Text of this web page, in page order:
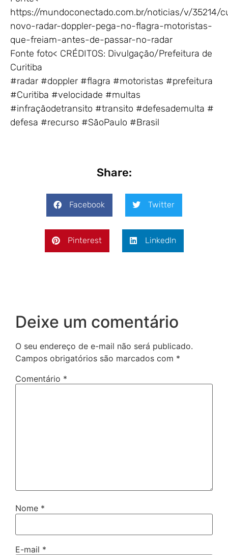
https://mundoconectado.com.br/noticias/v/35214/
novo-radar-doppler-pega-no-flagra-motoristas-
que-freiam-antes-de-passar-no-radar
Fonte foto< CRÉDITOS: Divulgação/Prefeitura de
Curitiba
#radar #doppler #flagra #motoristas #prefeitura
#Curitiba #velocidade #multas
#infraçãodetransito #transito #defesademulta #
defesa #recurso #SãoPaulo #Brasil
Share:
Facebook Twitter
Pinterest LinkedIn
Deixe um comentário
O seu endereço de e-mail não será publicado.
Campos obrigatórios são marcados com *
Comentário *
Nome *
E-mail *